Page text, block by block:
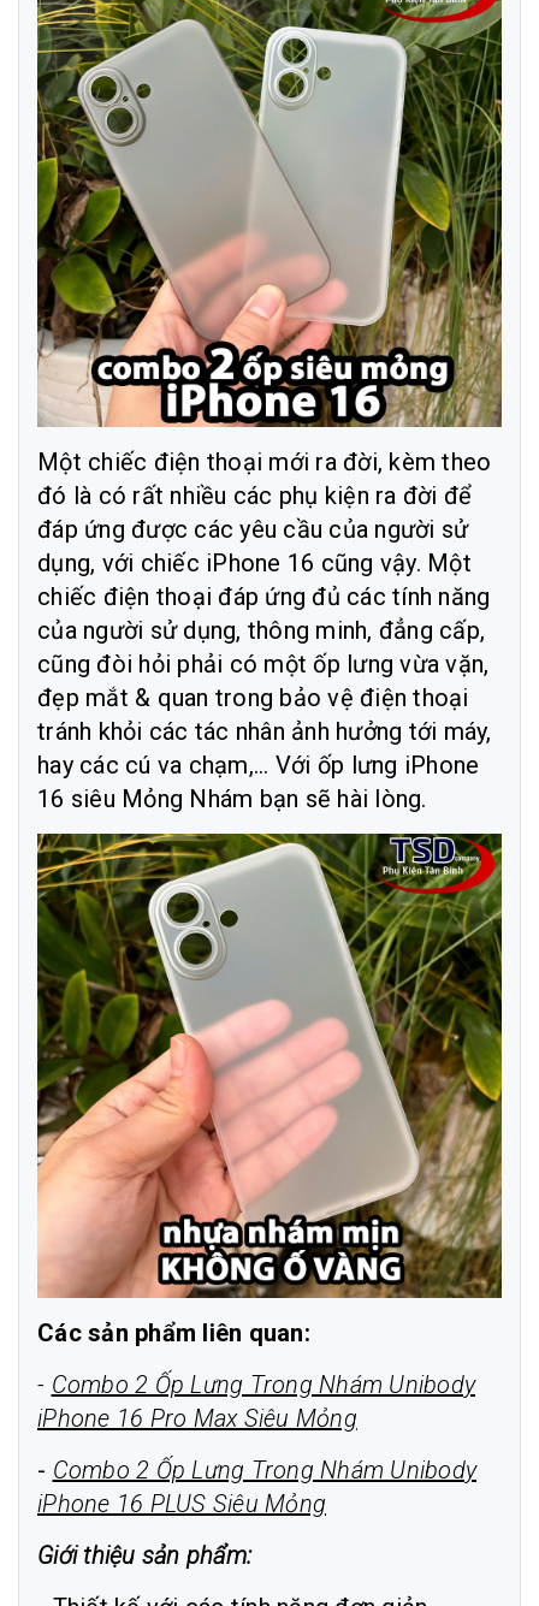
Một chiếc điện thoại mới ra đời, kèm theo
đó là có rất nhiều các phụ kiện ra đời để
đáp ứng được các yêu cầu của người sử
dụng, với chiếc iPhone 16 cũng vậy. Một
chiếc điện thoại đáp ứng đủ các tính năng
của người sử dụng, thông minh, đẳng cấp,
cũng đòi hỏi phải có một ốp lưng vừa vặn,
đẹp mắt & quan trong bảo vệ điện thoại
tránh khỏi các tác nhân ảnh hưởng tới máy,
hay các cú va chạm,... Với ốp lưng iPhone
16 siêu Mỏng Nhám bạn sẽ hài lòng.
Các sản phẩm liên quan:
- Combo 2 Ốp Lưng Trong Nhám Unibody
iPhone 16 Pro Max Siêu Mỏng
- Combo 2 Ốp Lưng Trong Nhám Unibody
iPhone 16 PLUS Siêu Mỏng
Giới thiệu sản phẩm: